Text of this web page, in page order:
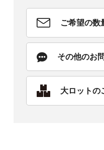
ご希望の数
その他のお
大ロットの